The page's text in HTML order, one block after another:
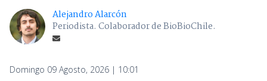
Alejandro Alarcón
Periodista. Colaborador de BioBioChile.
Domingo 09 Agosto, 2026 | 10:01